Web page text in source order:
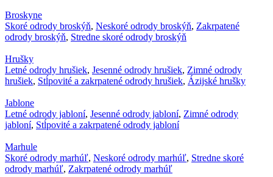
Broskyne
Skoré odrody broskýň, Neskoré odrody broskýň, Zakrpatené
odrody broskýň, Stredne skoré odrody broskýň
Hrušky
Letné odrody hrušiek, Jesenné odrody hrušiek, Zimné odrody
hrušiek, Stĺpovité a zakrpatené odrody hrušiek, Ázijské hrušky
Jablone
Letné odrody jabloní, Jesenné odrody jabloní, Zimné odrody
jabloní, Stĺpovité a zakrpatené odrody jabloní
Marhule
Skoré odrody marhúľ, Neskoré odrody marhúľ, Stredne skoré
odrody marhúľ, Zakrpatené odrody marhúľ